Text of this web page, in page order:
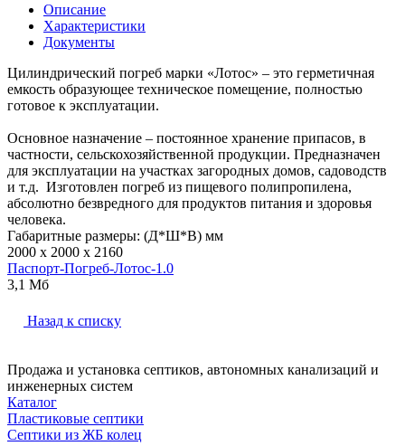
Описание
Характеристики
Документы
Цилиндрический погреб марки «Лотос» – это герметичная
емкость образующее техническое помещение, полностью
готовое к эксплуатации.
Основное назначение – постоянное хранение припасов, в
частности, сельскохозяйственной продукции. Предназначен
для эксплуатации на участках загородных домов, садоводств
и т.д. Изготовлен погреб из пищевого полипропилена,
абсолютно безвредного для продуктов питания и здоровья
человека.
Габаритные размеры: (Д*Ш*В) мм
2000 x 2000 x 2160
Паспорт-Погреб-Лотос-1.0
3,1 Мб
Назад к списку
Продажа и установка септиков, автономных канализаций и
инженерных систем
Каталог
Пластиковые септики
Септики из ЖБ колец